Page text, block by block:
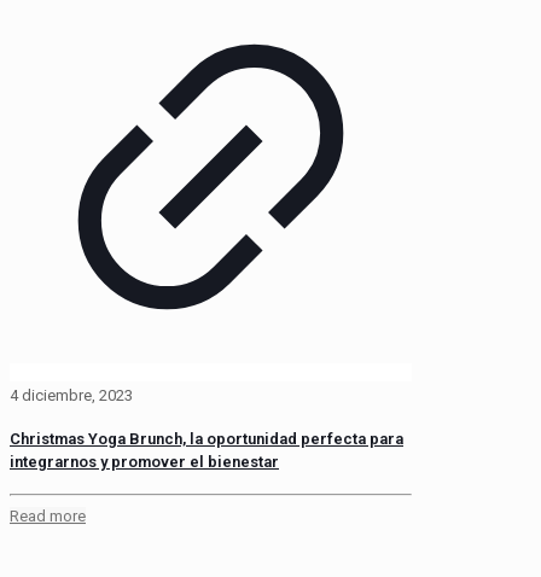
4 diciembre, 2023
Christmas Yoga Brunch, la oportunidad perfecta para
integrarnos y promover el bienestar
Read more